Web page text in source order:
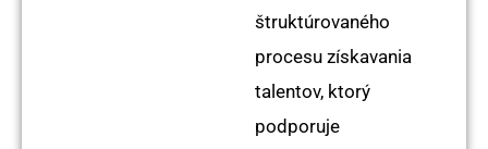
štruktúrovaného
procesu získavania
talentov, ktorý
podporuje